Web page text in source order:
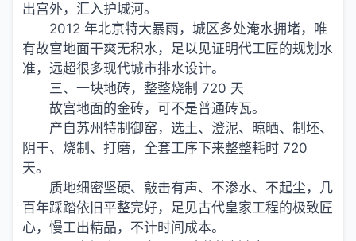
出宫外，汇入护城河。
2012 年北京特大暴雨，城区多处淹水拥堵，唯
有故宫地面干爽无积水，足以见证明代工匠的规划水
准，远超很多现代城市排水设计。
三、一块地砖，整整烧制 720 天
故宫地面的金砖，可不是普通砖瓦。
产自苏州特制御窑，选土、澄泥、晾晒、制坯、
阴干、烧制、打磨，全套工序下来整整耗时 720
天。
质地细密坚硬、敲击有声、不渗水、不起尘，几
百年踩踏依旧平整完好，足见古代皇家工程的极致匠
心，慢工出精品，不计时间成本。